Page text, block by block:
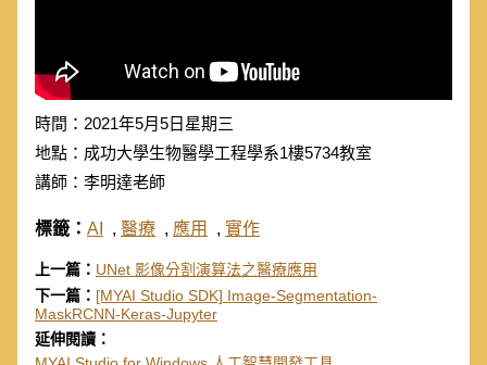
時間：2021年5月5日星期三
地點：成功大學生物醫學工程學系1樓5734教室
講師：李明達老師
標籤： AI , 醫療 , 應用 , 實作
上一篇： UNet 影像分割演算法之醫療應用
下一篇： [MYAI Studio SDK] Image-Segmentation-
MaskRCNN-Keras-Jupyter
延伸閱讀：